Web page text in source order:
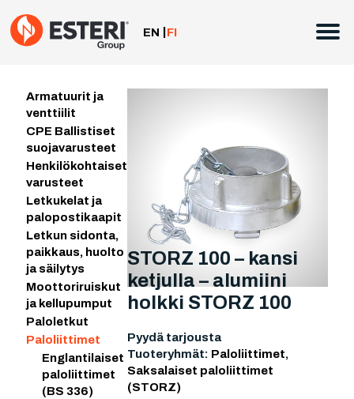
sisältöön
EN FI
Armatuurit ja
venttiilit
CPE Ballistiset
suojavarusteet
Henkilökohtaiset
varusteet
Letkukelat ja
palopostikaapit
Letkun sidonta,
paikkaus, huolto
ja säilytys
Moottoriruiskut
ja kellupumput
Paloletkut
Paloliittimet
Englantilaiset
paloliittimet
(BS 336)
STORZ 100 – kansi
ketjulla – alumiini
holkki STORZ 100
Pyydä tarjousta
Tuoteryhmät: Paloliittimet,
Saksalaiset paloliittimet
(STORZ)